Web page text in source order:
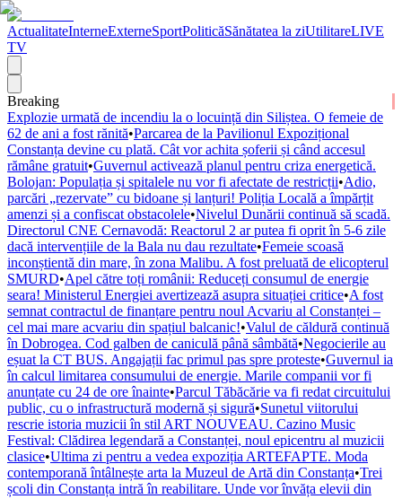
ActualitateInterneExterneSportPoliticăSănătatea la ziUtilitareLIVE
TV
Breaking
Explozie urmată de incendiu la o locuință din Siliștea. O femeie de
62 de ani a fost rănită•Parcarea de la Pavilionul Expozițional
Constanța devine cu plată. Cât vor achita șoferii și când accesul
rămâne gratuit•Guvernul activează planul pentru criza energetică.
Bolojan: Populația și spitalele nu vor fi afectate de restricții•Adio,
parcări „rezervate” cu bidoane și lanțuri! Poliția Locală a împărțit
amenzi și a confiscat obstacolele•Nivelul Dunării continuă să scadă.
Directorul CNE Cernavodă: Reactorul 2 ar putea fi oprit în 5-6 zile
dacă intervențiile de la Bala nu dau rezultate•Femeie scoasă
inconștientă din mare, în zona Malibu. A fost preluată de elicopterul
SMURD•Apel către toți românii: Reduceți consumul de energie
seara! Ministerul Energiei avertizează asupra situației critice•A fost
semnat contractul de finanțare pentru noul Acvariu al Constanței –
cel mai mare acvariu din spațiul balcanic!•Valul de căldură continuă
în Dobrogea. Cod galben de caniculă până sâmbătă•Negocierile au
eșuat la CT BUS. Angajații fac primul pas spre proteste•Guvernul ia
în calcul limitarea consumului de energie. Marile companii vor fi
anunțate cu 24 de ore înainte•Parcul Tăbăcărie va fi redat circuitului
public, cu o infrastructură modernă și sigură•Sunetul viitorului
rescrie istoria muzicii în stil ART NOUVEAU. Cazino Music
Festival: Clădirea legendară a Constanței, noul epicentru al muzicii
clasice•Ultima zi pentru a vedea expoziția ARTEFAPTE. Moda
contemporană întâlnește arta la Muzeul de Artă din Constanța•Trei
școli din Constanța intră în reabilitare. Unde vor învăța elevii din